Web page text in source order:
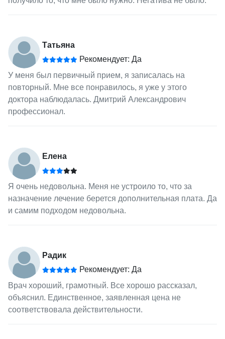
Татьяна
Рекомендует: Да
У меня был первичный прием, я записалась на
повторный. Мне все понравилось, я уже у этого
доктора наблюдалась. Дмитрий Александрович
профессионал.
Елена
Я очень недовольна. Меня не устроило то, что за
назначение лечение берется дополнительная плата. Да
и самим подходом недовольна.
Радик
Рекомендует: Да
Врач хороший, грамотный. Все хорошо рассказал,
объяснил. Единственное, заявленная цена не
соответствовала действительности.